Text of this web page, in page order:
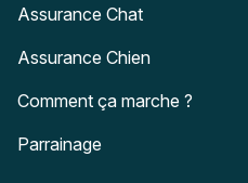
Assurance Chat
Assurance Chien
Comment ça marche ?
Parrainage